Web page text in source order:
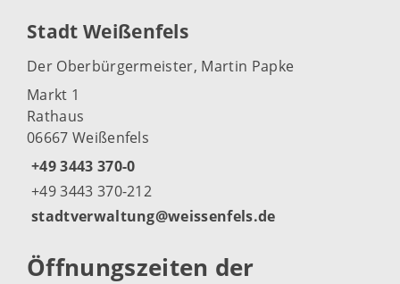
Stadt Weißenfels
Der Oberbürgermeister, Martin Papke
Markt 1
Rathaus
06667 Weißenfels
+49 3443 370-0
+49 3443 370-212
stadtverwaltung@weissenfels.de
Öffnungszeiten der